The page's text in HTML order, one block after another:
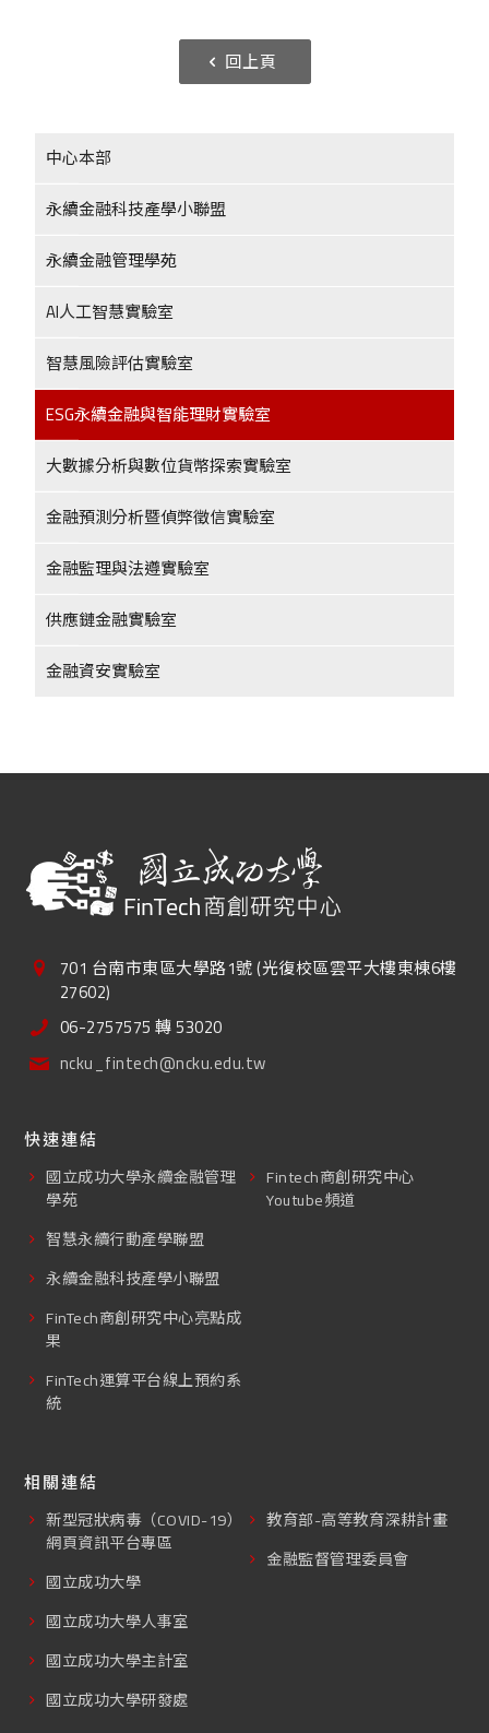
回上頁
中心本部
永續金融科技產學小聯盟
永續金融管理學苑
AI人工智慧實驗室
智慧風險評估實驗室
ESG永續金融與智能理財實驗室
大數據分析與數位貨幣探索實驗室
金融預測分析暨偵弊徵信實驗室
金融監理與法遵實驗室
供應鏈金融實驗室
金融資安實驗室
701 台南市東區大學路1號 (光復校區雲平大樓東棟6樓
27602)
06-2757575 轉 53020
ncku_fintech@ncku.edu.tw
快速連結
國立成功大學永續金融管理
學苑
智慧永續行動產學聯盟
永續金融科技產學小聯盟
FinTech商創研究中心亮點成
果
FinTech運算平台線上預約系
統
Fintech商創研究中心
Youtube頻道
相關連結
新型冠狀病毒（COVID-19）
網頁資訊平台專區
國立成功大學
國立成功大學人事室
國立成功大學主計室
國立成功大學研發處
教育部-高等教育深耕計畫
金融監督管理委員會